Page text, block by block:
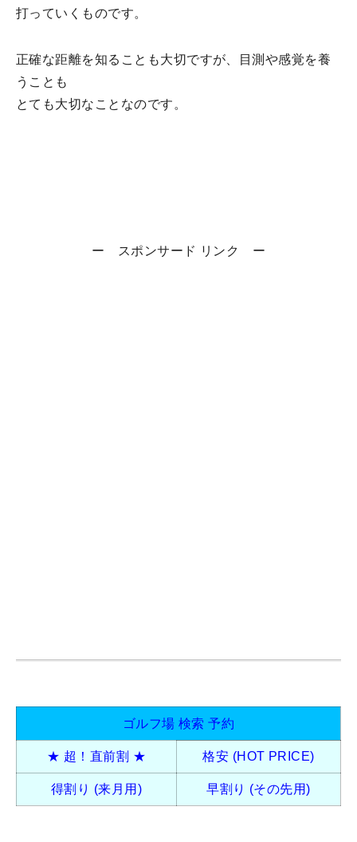
打っていくものです。
正確な距離を知ることも大切ですが、目測や感覚を養
うことも
とても大切なことなのです。
ー スポンサード リンク ー
ゴルフ場 検索 予約
★ 超！直前割 ★ 格安 (HOT PRICE)
得割り (来月用) 早割り (その先用)